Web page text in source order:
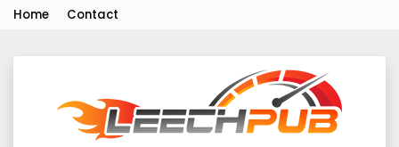
Home Contact